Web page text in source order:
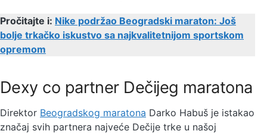
Pročitajte i: Nike podržao Beogradski maraton: Još
bolje trkačko iskustvo sa najkvalitetnijom sportskom
opremom
Dexy co partner Dečijeg maratona
Direktor Beogradskog maratona Darko Habuš je istakao
značaj svih partnera najveće Dečije trke u našoj